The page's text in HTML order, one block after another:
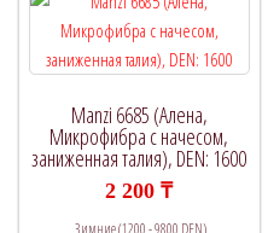
Manzi 6685 (Алена,
Микрофибра с начесом,
заниженная талия), DEN: 1600
2 200₸
Зимние (1200 - 9800 DEN)